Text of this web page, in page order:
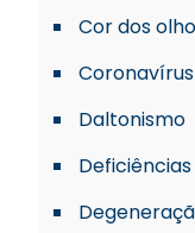
Cor dos
Coronavírus
Daltonismo
Deficiências